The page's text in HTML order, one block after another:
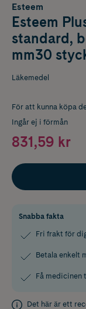
Esteem
Esteem
standard,
mm30
Läkemedel
För att kunna köpa
Ingår ej i förmån
831,59 kr
Snabba fakta
Fri frakt för
Betala enkelt
Få medicinen
Det här är ett